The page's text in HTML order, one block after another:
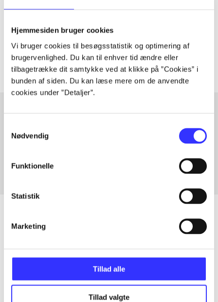
Hjemmesiden bruger cookies
Vi bruger cookies til besøgsstatistik og optimering af
brugervenlighed. Du kan til enhver tid ændre eller
tilbagetrække dit samtykke ved at klikke på ”Cookies” i
bunden af siden. Du kan læse mere om de anvendte
cookies under ”Detaljer”.
Nødvendig
Funktionelle
Statistik
Marketing
Tillad alle
Tillad valgte
Tidsskrift
Artiklerne i handler ofte om
Artikler med samme emner
Alle registrerede artikler fordelt på udgivelser
...